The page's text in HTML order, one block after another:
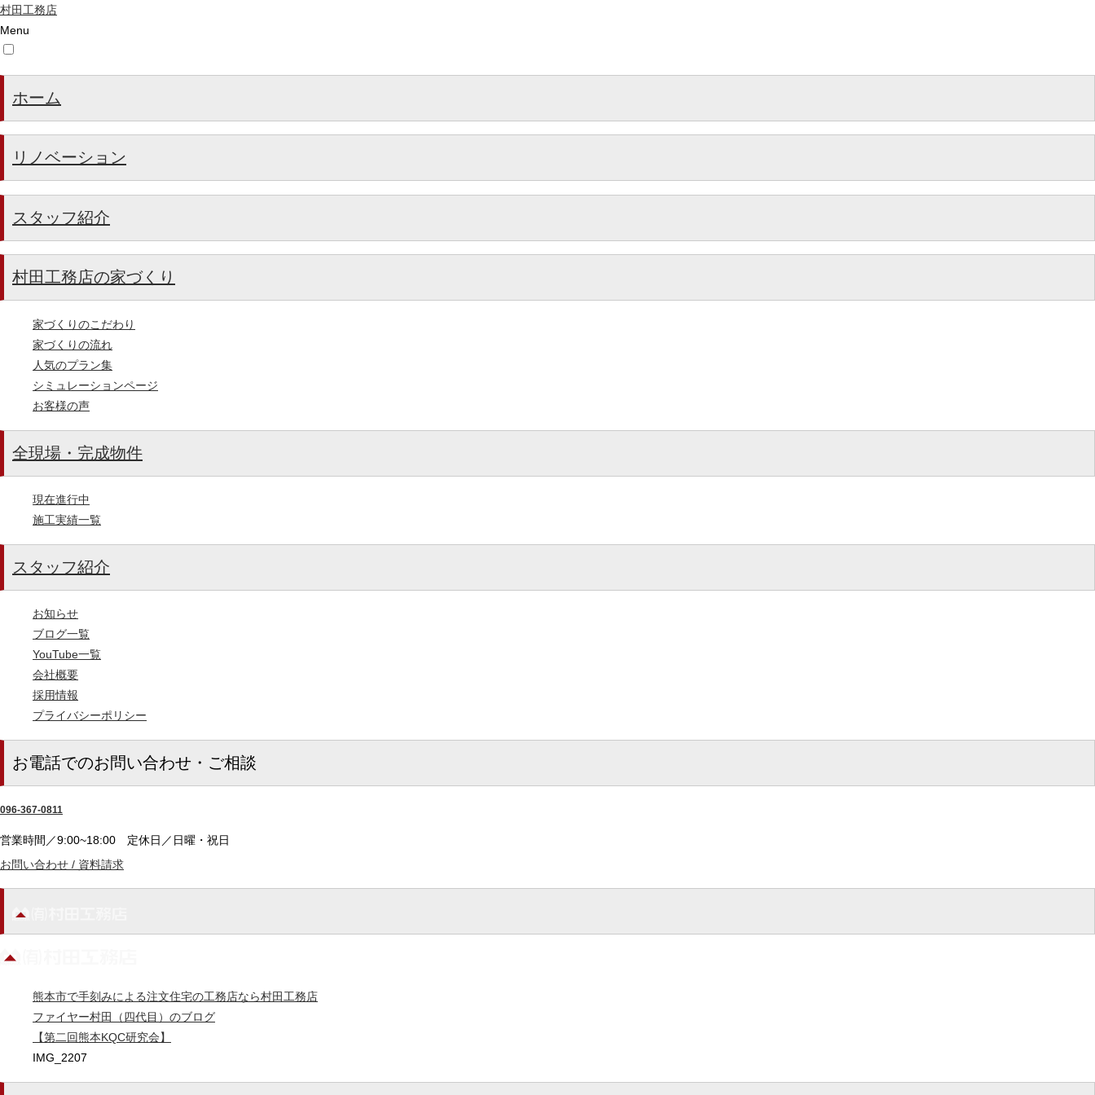
村田工務店
Menu
ホーム
リノベーション
スタッフ紹介
村田工務店の家づくり
家づくりのこだわり
家づくりの流れ
人気のプラン集
シミュレーションページ
お客様の声
全現場・完成物件
現在進行中
施工実績一覧
スタッフ紹介
お知らせ
ブログ一覧
YouTube一覧
会社概要
採用情報
プライバシーポリシー
お電話でのお問い合わせ・ご相談
096-367-0811
営業時間／9:00~18:00 定休日／日曜・祝日
お問い合わせ / 資料請求
熊本市で手刻みによる注文住宅の工務店なら村田工務店
ファイヤー村田（四代目）のブログ
【第二回熊本KQC研究会】
IMG_2207